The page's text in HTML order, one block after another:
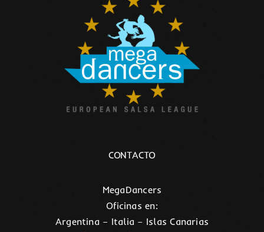
CONTACTO
MegaDancers
Oficinas en:
Argentina – Italia – Islas Canarias